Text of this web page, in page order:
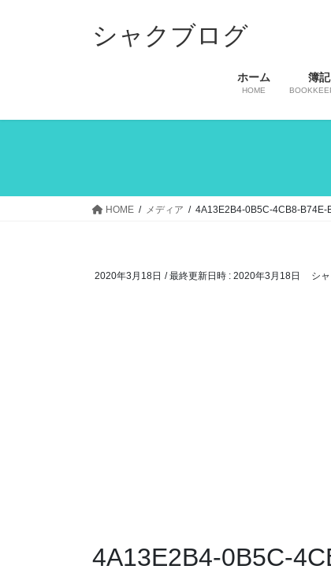
ス
ン
シャクブログ
ホーム
HOME
簿記
HOME メディア 4A13E2B4-0B5C-4CB8-B74E-
2020年3月18日 / 最終更新日時 : 2020年3月18日 シ
4A13E2B4-0B5C-